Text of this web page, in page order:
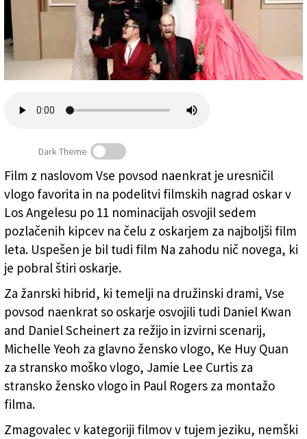
Založnik
Zadruga PD
Naročnine
Film z naslovom Vse povsod naenkrat (Everything
Everywhere All at Once) je upravičil vlogo favorita
(ANSA)
Dark Theme
Film z naslovom Vse povsod naenkrat je uresničil
vlogo favorita in na podelitvi filmskih nagrad oskar v
Los Angelesu po 11 nominacijah osvojil sedem
pozlačenih kipcev na čelu z oskarjem za najboljši film
leta. Uspešen je bil tudi film Na zahodu nič novega, ki
je pobral štiri oskarje.
Za žanrski hibrid, ki temelji na družinski drami, Vse
povsod naenkrat so oskarje osvojili tudi Daniel Kwan
and Daniel Scheinert za režijo in izvirni scenarij,
Michelle Yeoh za glavno žensko vlogo, Ke Huy Quan
za stransko moško vlogo, Jamie Lee Curtis za
stransko žensko vlogo in Paul Rogers za montažo
filma.
Zmagovalec v kategoriji filmov v tujem jeziku, nemški